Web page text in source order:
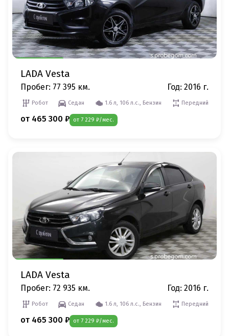
LADA Vesta
Пробег: 77 395 км. Год: 2016 г.
Робот Седан 1.6 л, 106 л.с., Бензин Передний
от 465 300 ₽ от 7 229 ₽/мес.
LADA Vesta
Пробег: 72 935 км. Год: 2016 г.
Робот Седан 1.6 л, 106 л.с., Бензин Передний
от 465 300 ₽ от 7 229 ₽/мес.